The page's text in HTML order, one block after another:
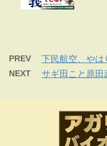
PREV 下民航空、やは
NEXT サギ田こと原田